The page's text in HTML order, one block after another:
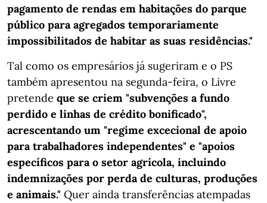
pagamento de rendas em habitações do parque
público para agregados temporariamente
impossibilitados de habitar as suas residências."
Tal como os empresários já sugeriram e o PS
também apresentou na segunda-feira, o Livre
pretende que se criem "subvenções a fundo
perdido e linhas de crédito bonificado",
acrescentando um "regime excecional de apoio
para trabalhadores independentes" e "apoios
específicos para o setor agrícola, incluindo
indemnizações por perda de culturas, produções
e animais." Quer ainda transferências atempadas